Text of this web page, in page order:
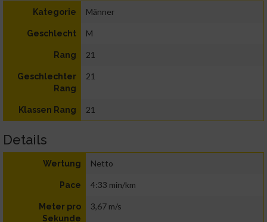
Kategorie Männer
Geschlecht M
Rang 21
Geschlechter
Rang
21
Klassen Rang 21
Details
Wertung Netto
Pace 4:33 min/km
Meter pro
Sekunde
3,67 m/s